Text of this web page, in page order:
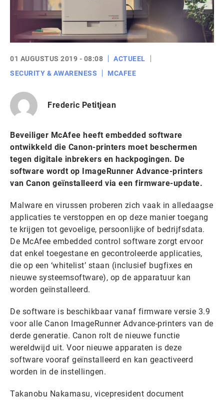
01 AUGUSTUS 2019 - 08:08
ACTUEEL
SECURITY & AWARENESS
MCAFEE
Frederic Petitjean
Beveiliger McAfee heeft embedded software
ontwikkeld die Canon-printers moet beschermen
tegen digitale inbrekers en hackpogingen. De
software wordt op ImageRunner Advance-printers
van Canon geïnstalleerd via een firmware-update.
Malware en virussen proberen zich vaak in alledaagse
applicaties te verstoppen en op deze manier toegang
te krijgen tot gevoelige, persoonlijke of bedrijfsdata.
De McAfee embedded control software zorgt ervoor
dat enkel toegestane en gecontroleerde applicaties,
die op een ‘whitelist’ staan (inclusief bugfixes en
nieuwe systeemsoftware), op de apparatuur kan
worden geïnstalleerd.
De software is beschikbaar vanaf firmware versie 3.9
voor alle Canon ImageRunner Advance-printers van de
derde generatie. Canon rolt de nieuwe functie
wereldwijd uit. Voor nieuwe apparaten is deze
software vooraf geïnstalleerd en kan geactiveerd
worden in de instellingen.
Takanobu Nakamasu, vicepresident document